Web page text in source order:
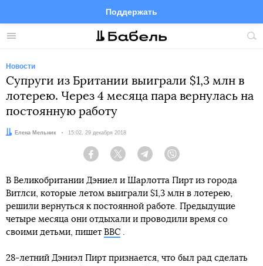
Меню
Поддержать
FacebookTelegramTwitter
Новости
Супруги из Британии выиграли $1,3 млн в
лотерею. Через 4 месяца пара вернулась на
постоянную работу
Автор:Елена Мельник Дата:
15:02, 29 декабря 2018
Facebook Twitter Telegram
В Великобритании Дэниел и Шарлотта Пирт из города
Витлси, которые летом выиграли $1,3 млн в лотерею,
решили вернуться к постоянной работе. Предыдущие
четыре месяца они отдыхали и проводили время со
своими детьми, пишет ВВС .
28-летний Дэниэл Пирт признается, что был рад сделать